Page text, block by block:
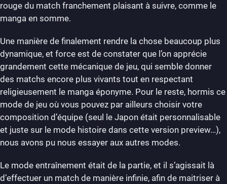
rouge du match franchement plaisant à suivre, comme le
manga en somme.
Une manière de finalement rendre la chose beaucoup plus
dynamique, et force est de constater que l’on apprécie
grandement cette mécanique de jeu, qui semble donner
des matchs encore plus vivants tout en respectant
religieusement le manga éponyme. Pour le reste, hormis ce
mode de jeu où vous pouvez par ailleurs choisir votre
composition d’équipe (seul le Japon était personnalisable
et juste sur le mode histoire dans cette version preview…),
nous avons pu nous essayer aux autres modes.
Le mode entraînement était de la partie, et il s’agissait là
d’effectuer un match de manière infinie, afin de maitriser à